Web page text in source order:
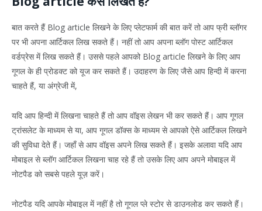
बात करते हैं Blog article लिखने के लिए प्लेटफार्म की बात करें तो आप फ्री ब्लॉगर
पर भी अपना आर्टिकल लिख सकते हैं। नहीं तो आप अपना ब्लॉग पोस्ट आर्टिकल
वर्डप्रेस में लिख सकते हैं। उससे पहले आपको Blog article लिखने के लिए आप
गूगल के ही प्रोडक्ट को यूज कर सकते हैं। उदाहरण के लिए जैसे आप हिन्दी में करना
चाहते हैं, या अंग्रेजी में,
यदि आप हिन्दी में लिखना चाहते हैं तो आप वॉइस लेखन भी कर सकते हैं। आप गूगल
ट्रांसलेट के माध्यम से या, आप गूगल डॉक्स के माध्यम से आपको ऐसे आर्टिकल लिखने
की सुविधा देते हैं। जहाँ से आप वॉइस अपने लिख सकते हैं। इसके अलावा यदि आप
मोबाइल से ब्लॉग आर्टिकल लिखना चाह रहे हैं तो उसके लिए आप अपने मोबाइल में
नोटपैड को सबसे पहले यूज़ करें।
नोटपैड यदि आपके मोबाइल में नहीं है तो गूगल प्ले स्टोर से डाउनलोड कर सकते हैं।